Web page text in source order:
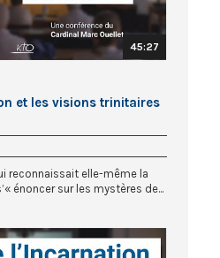
45:27
et les visions trinitaires
reconnaissait elle-même la
énoncer sur les mystères de...